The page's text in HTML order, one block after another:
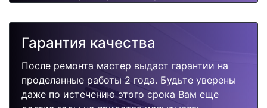
Гарантия качества
После ремонта мастер выдаст гарантии на
проделанные работы 2 года. Будьте уверены
даже по истечению этого срока Вам еще